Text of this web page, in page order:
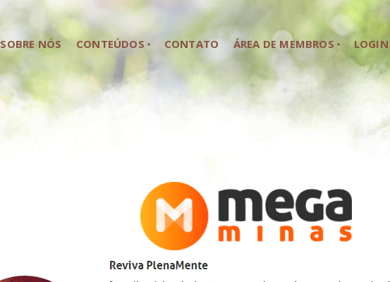
SOBRE NÓS CONTEÚDOS CONTATO ÁREA DE MEMBROS LOGIN
HOME
SOBRE NÓS
CONTEÚDOS
ÁREA DE MEMBROS
LOGIN